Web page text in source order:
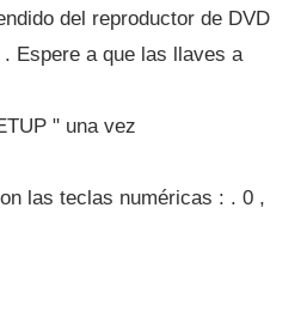
del reproductor de DVD
Espere a que las llaves a
" una vez
las teclas numéricas : . 0 ,